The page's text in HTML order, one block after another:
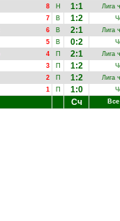
8 Н 1:1
Лига
7 В 1:2
6 В 2:1
Лига
5 В 0:2
4 П 2:1
Лига
3 П 1:2
2 П 1:2
Лига
1 П 1:0
Сч